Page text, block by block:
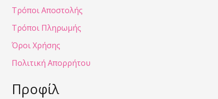
Τρόποι Αποστολής
Τρόποι Πληρωμής
Όροι Χρήσης
Πολιτική Απορρήτου
Προφίλ